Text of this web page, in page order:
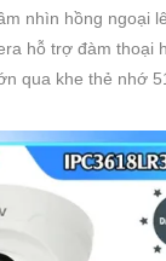
nhìn hồng ngoại
qua khe thẻ nhớ